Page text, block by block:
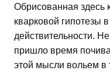
Обрисованная здесь
кварковой гипотезы
действительности.
пришло время
этой мысли вольем в